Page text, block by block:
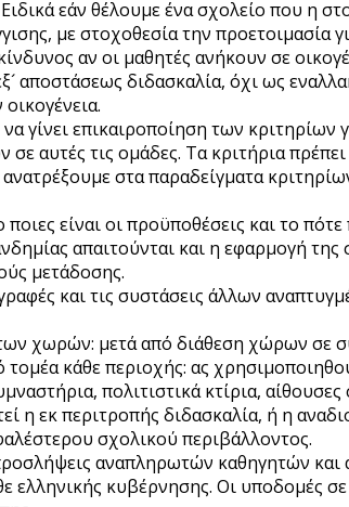
εάν θέλουμε ένα σχολείο που η
με στοχοθεσία την προετοιμασία
αν οι μαθητές ανήκουν σε
αποστάσεως διδασκαλία, όχι ως
επικαιροποίηση των κριτηρίων
τις ομάδες. Τα κριτήρια πρέπει
στα παραδείγματα
είναι οι προϋποθέσεις και το πότε
απαιτούνται και η εφαρμογή
μετάδοσης.
και τις συστάσεις άλλων
χωρών: μετά από διάθεση χώρων σε
τομέα κάθε περιοχής: ας
πολιτιστικά κτίρια,
η εκ περιτροπής διδασκαλία, ή η
σχολικού περιβάλλοντος.
αναπληρωτών καθηγητών
κυβέρνησης. Οι υποδομές